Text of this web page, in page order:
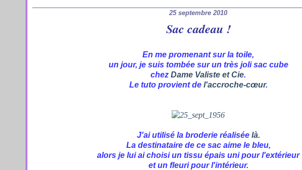
25 septembre 2010
Sac cadeau !
En me promenant sur la toile,
un jour, je suis tombée sur un très joli sac cube
chez Dame Valiste et Cie.
Le tuto provient de l'accroche-cœur.
J'ai utilisé la broderie réalisée là.
La destinataire de ce sac aime le bleu,
alors je lui ai choisi un tissu épais uni pour l'extérieur
et un fleuri pour l'intérieur.